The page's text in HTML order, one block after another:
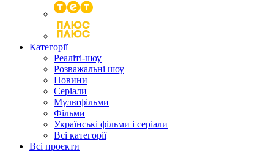
Категорії
Реаліті-шоу
Розважальні шоу
Новини
Серіали
Мультфільми
Фільми
Українські фільми і серіали
Всі категорії
Всі проєкти